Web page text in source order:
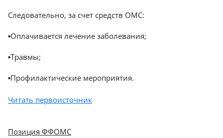
Следовательно, за счет средств ОМС:
▪️Оплачивается лечение заболевания;
▪️Травмы;
▪️Профилактические мероприятия.
Читать первоисточник
Позиция ФФОМС